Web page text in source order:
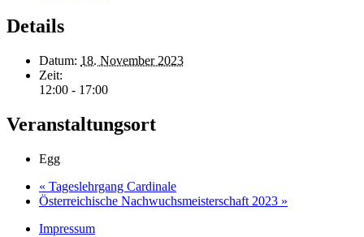
Details
Datum: 18. November 2023
Zeit:
12:00 - 17:00
Veranstaltungsort
Egg
« Tageslehrgang Cardinale
Österreichische Nachwuchsmeisterschaft 2023 »
Impressum